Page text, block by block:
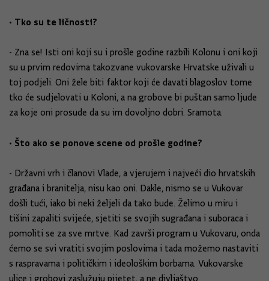
• Tko su te ličnosti?
- Zna se! Isti oni koji su i prošle godine razbili Kolonu i oni koji
su u prvim redovima takozvane vukovarske Hrvatske uživali u
toj podjeli. Oni žele biti faktor koji će davati blagoslov tome
tko će sudjelovati u Koloni, a na grobove bi puštan samo ljude
za koje oni prosude da su im dovoljno dobri. Sramota.
• Što ako se ponove scene od prošle godine?
- Državni vrh i članovi Vlade, a vjerujem i najveći dio hrvatskih
građana i branitelja, nisu kao oni. Dakle, nismo se u Vukovar
došli tući, iako bi neki željeli da tako bude. Želimo u miru i
tišini zapaliti svijeće, sjetiti se svojih sugrađana i suboraca i
pomoliti se za sve mrtve. Kad završi program u Vukovaru, onda
ćemo se svi vratiti svojim poslovima i tada možemo nastaviti
s raspravama i političkim i ideološkim borbama. Vukovarske
ulice i grobovi zaslužuju pijetet, a ne divljaštvo.